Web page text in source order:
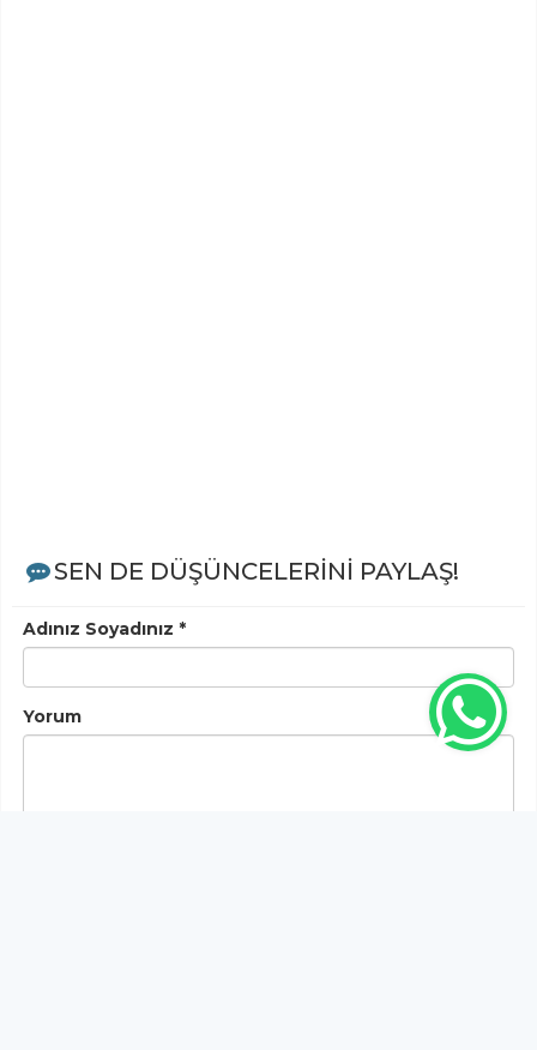
SEN DE DÜŞÜNCELERİNİ PAYLAŞ!
Adınız Soyadınız *
Yorum